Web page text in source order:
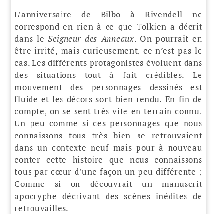
L’anniversaire de Bilbo à Rivendell ne
correspond en rien à ce que Tolkien a décrit
dans le Seigneur des Anneaux. On pourrait en
être irrité, mais curieusement, ce n’est pas le
cas. Les différents protagonistes évoluent dans
des situations tout à fait crédibles. Le
mouvement des personnages dessinés est
fluide et les décors sont bien rendu. En fin de
compte, on se sent très vite en terrain connu.
Un peu comme si ces personnages que nous
connaissons tous très bien se retrouvaient
dans un contexte neuf mais pour à nouveau
conter cette histoire que nous connaissons
tous par cœur d’une façon un peu différente ;
Comme si on découvrait un manuscrit
apocryphe décrivant des scènes inédites de
retrouvailles.